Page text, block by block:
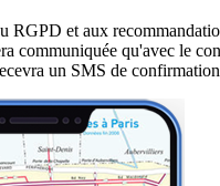
RGPD et aux
communiquée qu'avec le
un SMS de